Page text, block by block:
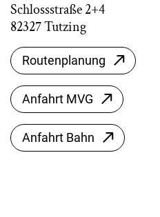
Schlossstraße 2+4
82327 Tutzing
Routenplanung
Anfahrt MVG
Anfahrt Bahn